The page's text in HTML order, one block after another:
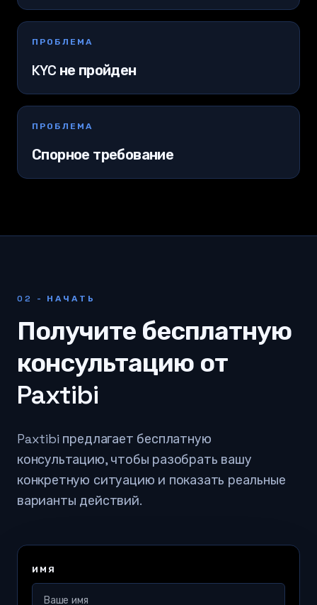
ПРОБЛЕМА
KYC не пройден
ПРОБЛЕМА
Спорное требование
02 - НАЧАТЬ
Получите бесплатную
консультацию от
Paxtibi
Paxtibi предлагает бесплатную
консультацию, чтобы разобрать вашу
конкретную ситуацию и показать реальные
варианты действий.
ИМЯ